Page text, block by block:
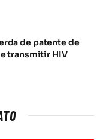
de patente de
transmitir HIV